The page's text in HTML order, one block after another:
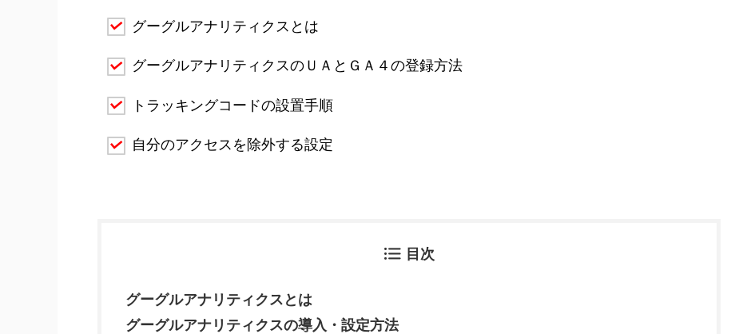
グーグルアナリティクスとは
グーグルアナリティクスのＵＡとＧＡ４の登録方法
トラッキングコードの設置手順
自分のアクセスを除外する設定
目次
グーグルアナリティクスとは
グーグルアナリティクスの導入・設定方法